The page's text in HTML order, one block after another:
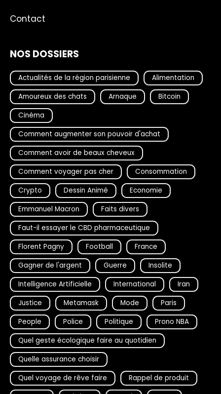
Contact
NOS DOSSIERS
Actualités de la région parisienne
Alimentation
Amoureux des chats
Arnaque
Bitcoin
Cinéma
Comment augmenter son pouvoir d'achat
Comment avoir de beaux cheveux
Comment voyager pas cher
Consommation
Crypto
Dessin Animé
Economie
Emmanuel Macron
Faits divers
Faut-il essayer le CBD pharmaceutique
Florent Pagny
Football
France
Gagner de l'argent
Guerre
Insolite
Intelligence Artificielle
International
Iran
Justice
Metamask Mode
Paris
People
Police Politique
Prono NBA
Quel geste écologique faire au quotidien
Quelle assurance choisir
Quel voyage de rêve faire
Rappel de produit